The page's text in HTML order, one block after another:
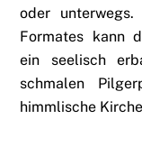
oder
Formates kann
ein seelisch
schmalen
himmlische